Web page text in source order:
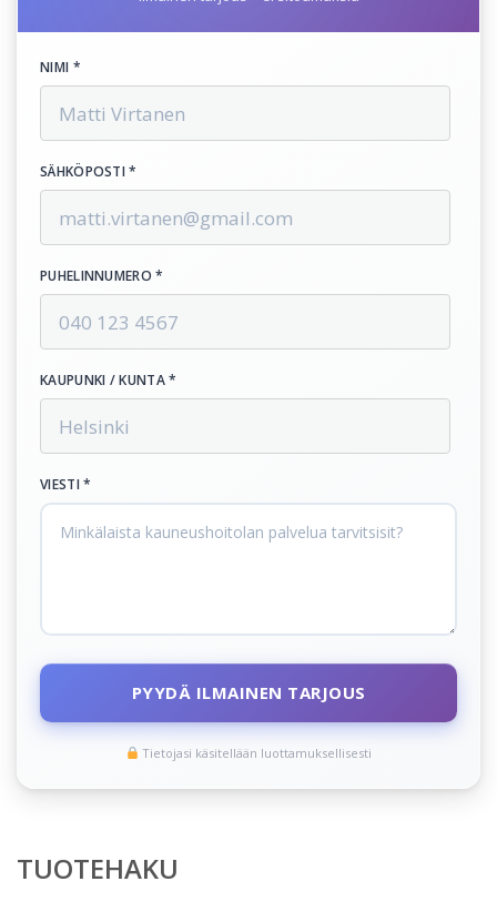
NIMI *
SÄHKÖPOSTI *
PUHELINNUMERO *
KAUPUNKI / KUNTA *
VIESTI *
PYYDÄ ILMAINEN TARJOUS
Tietojasi käsitellään luottamuksellisesti
TUOTEHAKU